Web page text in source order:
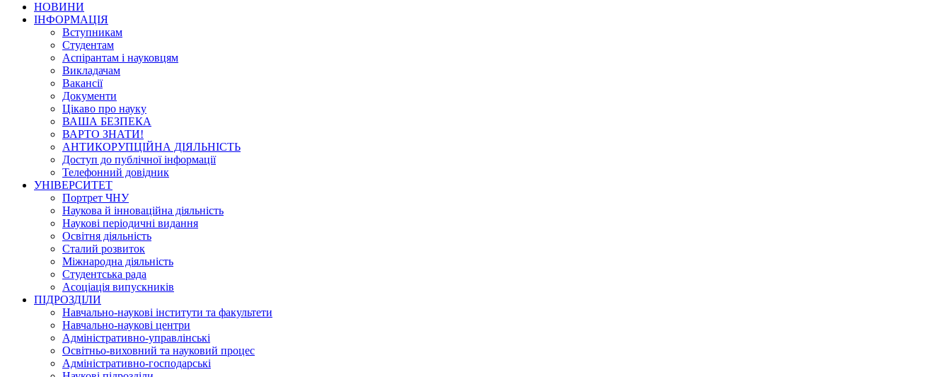
НОВИНИ
ІНФОРМАЦІЯ
Вступникам
Студентам
Аспірантам і науковцям
Викладачам
Вакансії
Документи
Цікаво про науку
ВАША БЕЗПЕКА
ВАРТО ЗНАТИ!
АНТИКОРУПЦІЙНА ДІЯЛЬНІСТЬ
Доступ до публічної інформації
Телефонний довідник
УНІВЕРСИТЕТ
Портрет ЧНУ
Наукова й інноваційна діяльність
Наукові періодичні видання
Освітня діяльність
Сталий розвиток
Міжнародна діяльність
Студентська рада
Асоціація випускників
ПІДРОЗДІЛИ
Навчально-наукові інститути та факультети
Навчально-наукові центри
Адміністративно-управлінські
Освітньо-виховний та науковий процес
Адміністративно-господарські